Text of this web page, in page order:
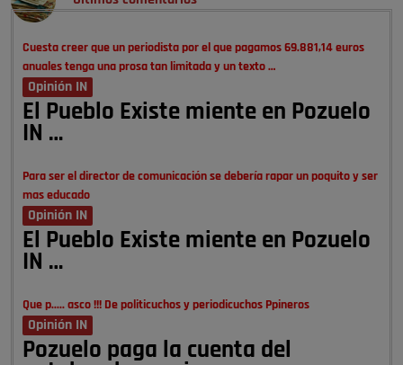
Cuesta creer que un periodista por el que pagamos 69.881,14 euros
anuales tenga una prosa tan limitada y un texto …
Opinión IN
El Pueblo Existe miente en Pozuelo
IN …
Para ser el director de comunicación se debería rapar un poquito y ser
mas educado
Opinión IN
El Pueblo Existe miente en Pozuelo
IN …
Que p..... asco !!! De politicuchos y periodicuchos Ppineros
Opinión IN
Pozuelo paga la cuenta del